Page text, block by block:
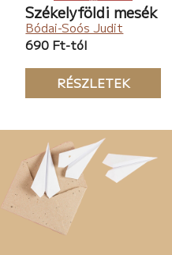
Székelyföldi mesék
Bódai-Soós Judit
690 Ft-tól
RÉSZLETEK